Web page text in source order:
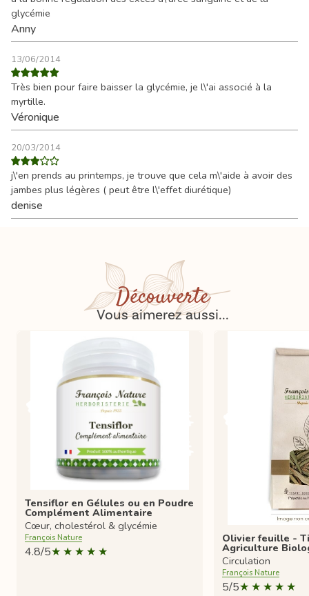
glycémie
Anny
13/06/2014
Très bien pour faire baisser la glycémie, je l\'ai associé à la
myrtille.
Véronique
20/03/2014
j\'en prends au printemps, je trouve que cela m\'aide à avoir des
jambes plus légères ( peut être l\'effet diurétique)
denise
Découverte
Vous aimerez aussi...
Tensiflor en Gélules ou en Poudre
Complément Alimentaire
Cœur, cholestérol & glycémie
François Nature
4.8/5
Olivier feuille -
Agriculture
Circulation
François Nature
5/5